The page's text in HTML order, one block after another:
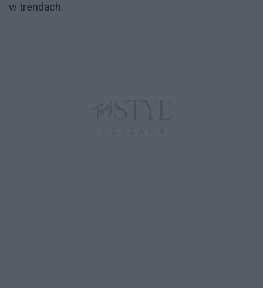
w trendach.